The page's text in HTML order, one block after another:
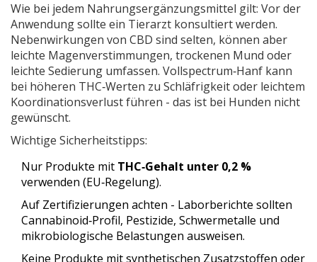
Wie bei jedem Nahrungsergänzungsmittel gilt: Vor der
Anwendung sollte ein Tierarzt konsultiert werden.
Nebenwirkungen von CBD sind selten, können aber
leichte Magenverstimmungen, trockenen Mund oder
leichte Sedierung umfassen. Vollspectrum‑Hanf kann
bei höheren THC‑Werten zu Schläfrigkeit oder leichtem
Koordinationsverlust führen - das ist bei Hunden nicht
gewünscht.
Wichtige Sicherheitstipps:
Nur Produkte mit THC‑Gehalt unter 0,2 %
verwenden (EU‑Regelung).
Auf Zertifizierungen achten - Laborberichte sollten
Cannabinoid‑Profil, Pestizide, Schwermetalle und
mikrobiologische Belastungen ausweisen.
Keine Produkte mit synthetischen Zusatzstoffen oder